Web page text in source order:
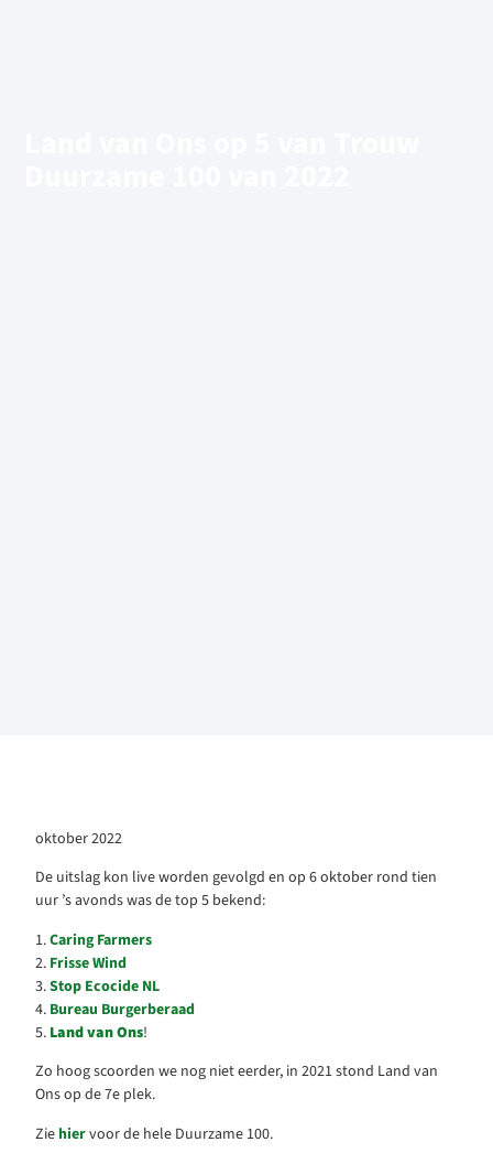
oktober 2022
De uitslag kon live worden gevolgd en op 6 oktober rond tien
uur ’s avonds was de top 5 bekend:
1.Caring Farmers
2. Frisse Wind
3.Stop Ecocide NL
4. Bureau Burgerberaad
5. Land van Ons!
Zo hoog scoorden we nog niet eerder, in 2021 stond Land van
Ons op de 7e plek.
Zie hiervoor de hele Duurzame 100.